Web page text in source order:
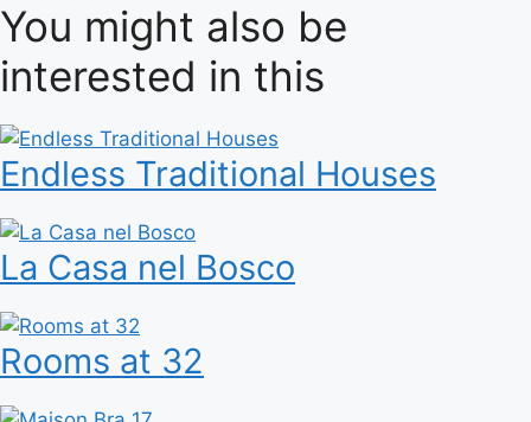
You might also be
interested in this
Endless Traditional Houses
La Casa nel Bosco
Rooms at 32